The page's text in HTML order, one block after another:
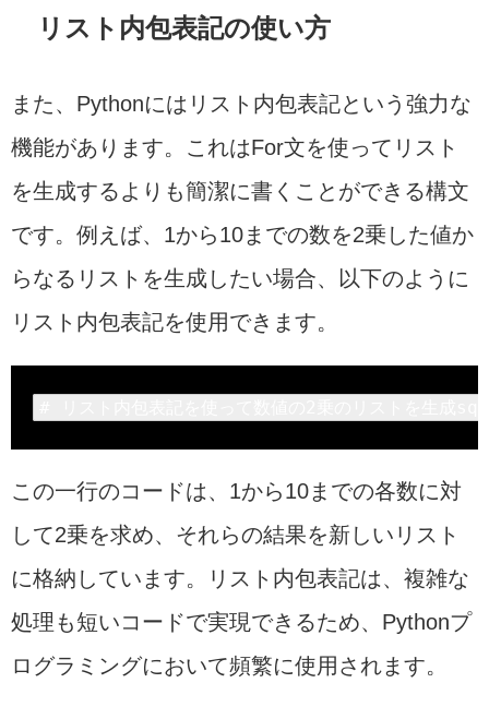
リスト内包表記の使い方
また、Pythonにはリスト内包表記という強力な
機能があります。これはFor文を使ってリスト
を生成するよりも簡潔に書くことができる構文
です。例えば、1から10までの数を2乗した値か
らなるリストを生成したい場合、以下のように
リスト内包表記を使用できます。
この一行のコードは、1から10までの各数に対
して2乗を求め、それらの結果を新しいリスト
に格納しています。リスト内包表記は、複雑な
処理も短いコードで実現できるため、Pythonプ
ログラミングにおいて頻繁に使用されます。